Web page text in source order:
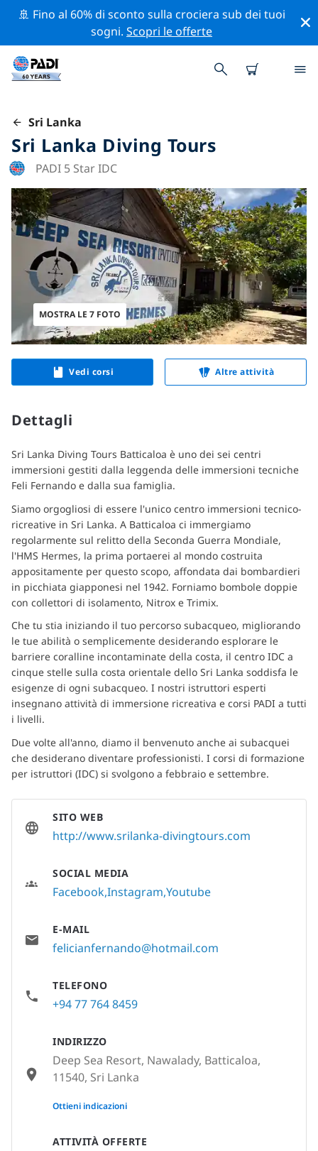
🚢 Fino al 60% di sconto sulla crociera sub dei tuoi
sogni.Scopri le offerte
Sri Lanka
Sri Lanka Diving Tours
PADI 5 Star IDC
MOSTRA LE 7 FOTO
Vedi corsi Altre attività
Dettagli
Sri Lanka Diving Tours Batticaloa è uno dei sei centri
immersioni gestiti dalla leggenda delle immersioni tecniche
Feli Fernando e dalla sua famiglia.
Siamo orgogliosi di essere l'unico centro immersioni tecnico-
ricreative in Sri Lanka. A Batticaloa ci immergiamo
regolarmente sul relitto della Seconda Guerra Mondiale,
l'HMS Hermes, la prima portaerei al mondo costruita
appositamente per questo scopo, affondata dai bombardieri
in picchiata giapponesi nel 1942. Forniamo bombole doppie
con collettori di isolamento, Nitrox e Trimix.
Che tu stia iniziando il tuo percorso subacqueo, migliorando
le tue abilità o semplicemente desiderando esplorare le
barriere coralline incontaminate della costa, il centro IDC a
cinque stelle sulla costa orientale dello Sri Lanka soddisfa le
esigenze di ogni subacqueo. I nostri istruttori esperti
insegnano attività di immersione ricreativa e corsi PADI a tutti
i livelli.
Due volte all'anno, diamo il benvenuto anche ai subacquei
che desiderano diventare professionisti. I corsi di formazione
per istruttori (IDC) si svolgono a febbraio e settembre.
ATTIVITÀ OFFERTE
SITO WEB
http://www.srilanka-divingtours.com
SOCIAL MEDIA
FacebookInstagram Youtube
E-MAIL
felicianfernando@hotmail.com
TELEFONO
+94 77 764 8459
INDIRIZZO
Deep Sea Resort, Nawalady, Batticaloa,
11540, Sri Lanka
None
Ottieni indicazioni